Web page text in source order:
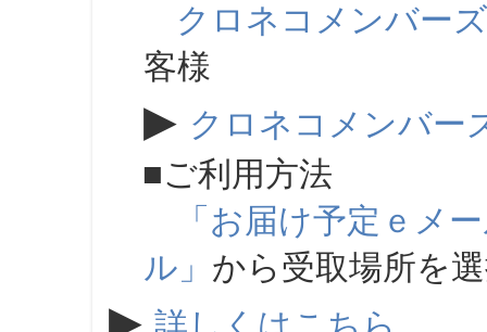
クロネコメンバーズ
客様
▶ クロネコメンバー
■ご利用方法
「お届け予定ｅメ
ル」 から受取場所を
▶